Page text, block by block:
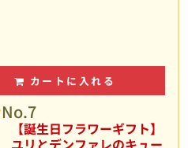
カートに入れる
No.7
【誕生日フラワーギフト】
ユリとデンファレのキュー